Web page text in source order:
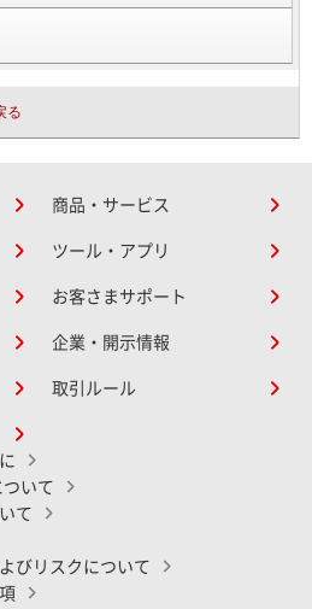
る
商品・サービス
ツール・アプリ
お客さまサポート
企業・開示情報
取引ルール
いて
て
びリスクについて